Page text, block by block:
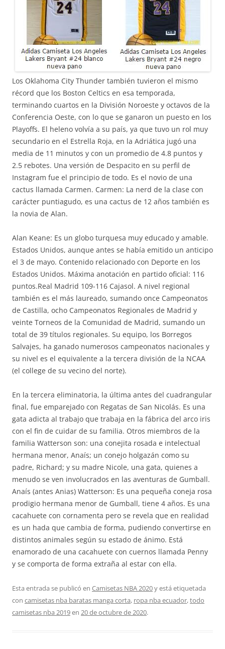
Los Oklahoma City Thunder también tuvieron el mismo
récord que los Boston Celtics en esa temporada,
terminando cuartos en la División Noroeste y octavos de la
Conferencia Oeste, con lo que se ganaron un puesto en los
Playoffs. El heleno volvía a su país, ya que tuvo un rol muy
secundario en el Estrella Roja, en la Adriática jugó una
media de 11 minutos y con un promedio de 4.8 puntos y
2.5 rebotes. Una versión de Despacito en su perfil de
Instagram fue el principio de todo. Es el novio de una
cactus llamada Carmen. Carmen: La nerd de la clase con
carácter puntiagudo, es una cactus de 12 años también es
la novia de Alan.
Alan Keane: Es un globo turquesa muy educado y amable.
Estados Unidos, aunque antes se había emitido un anticipo
el 3 de mayo. Contenido relacionado con Deporte en los
Estados Unidos. Máxima anotación en partido oficial: 116
puntos.Real Madrid 109-116 Cajasol. A nivel regional
también es el más laureado, sumando once Campeonatos
de Castilla, ocho Campeonatos Regionales de Madrid y
veinte Torneos de la Comunidad de Madrid, sumando un
total de 39 títulos regionales. Su equipo, los Borregos
Salvajes, ha ganado numerosos campeonatos nacionales y
su nivel es el equivalente a la tercera división de la NCAA
(el college de su vecino del norte).
En la tercera eliminatoria, la última antes del cuadrangular
final, fue emparejado con Regatas de San Nicolás. Es una
gata adicta al trabajo que trabaja en la fábrica del arco iris
con el fin de cuidar de su familia. Otros miembros de la
familia Watterson son: una conejita rosada e intelectual
hermana menor, Anaís; un conejo holgazán como su
padre, Richard; y su madre Nicole, una gata, quienes a
menudo se ven involucrados en las aventuras de Gumball.
Anaís (antes Anias) Watterson: Es una pequeña coneja rosa
prodigio hermana menor de Gumball, tiene 4 años. Es una
cacahuete con cornamenta pero se revela que en realidad
es un hada que cambia de forma, pudiendo convertirse en
distintos animales según su estado de ánimo. Está
enamorado de una cacahuete con cuernos llamada Penny
y se comporta de forma extraña al estar con ella.
Esta entrada se publicó en Camisetas NBA 2020y está etiquetada
con camisetas nba baratas manga corta, ropa nba ecuador,todo
camisetas nba 2019en 20 de octubre de 2020.